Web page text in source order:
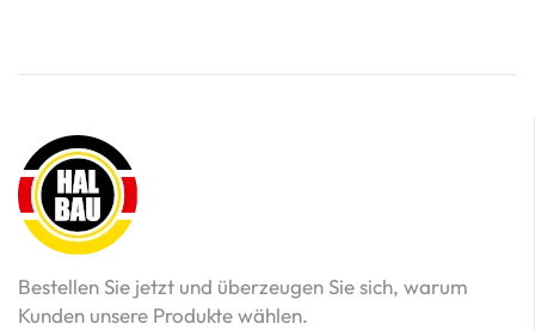
Bestellen Sie jetzt und überzeugen Sie sich, warum
Kunden unsere Produkte wählen.